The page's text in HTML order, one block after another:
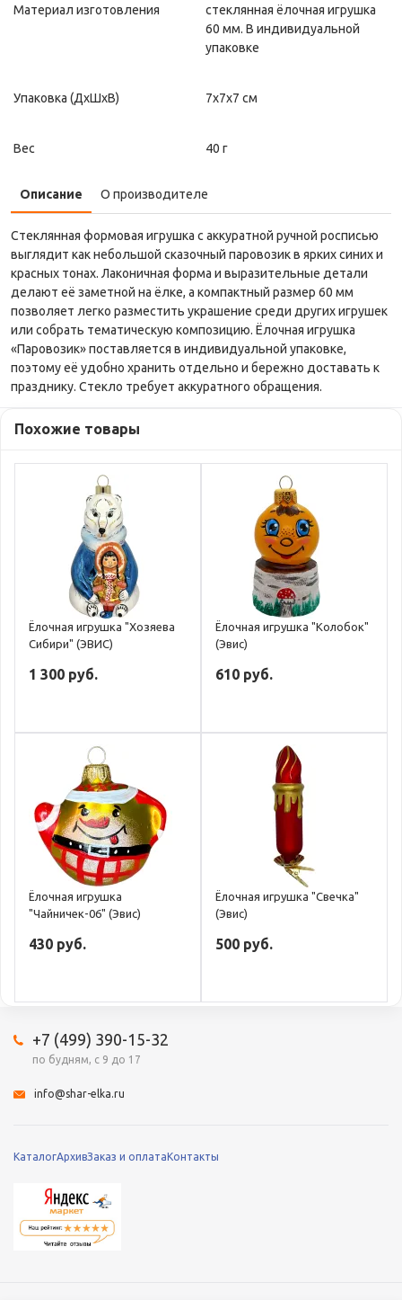
Материал изготовления
стеклянная ёлочная игрушка
60 мм. В индивидуальной
упаковке
Упаковка (ДxШxВ) 7x7x7 см
Вес 40 г
Описание О производителе
Стеклянная формовая игрушка с аккуратной ручной росписью
выглядит как небольшой сказочный паровозик в ярких синих и
красных тонах. Лаконичная форма и выразительные детали
делают её заметной на ёлке, а компактный размер 60 мм
позволяет легко разместить украшение среди других игрушек
или собрать тематическую композицию. Ёлочная игрушка
«Паровозик» поставляется в индивидуальной упаковке,
поэтому её удобно хранить отдельно и бережно доставать к
празднику. Стекло требует аккуратного обращения.
Похожие товары
Ёлочная игрушка "Хозяева
Сибири" (ЭВИС)
1 300 руб.
Ёлочная игрушка "Колобок"
(Эвис)
610 руб.
Ёлочная игрушка
"Чайничек-06" (Эвис)
430 руб.
Ёлочная игрушка "Свечка"
(Эвис)
500 руб.
КаталогАрхивЗаказ и оплатаКонтакты
+7 (499) 390-15-32
по будням, с 9 до 17
info@shar-elka.ru